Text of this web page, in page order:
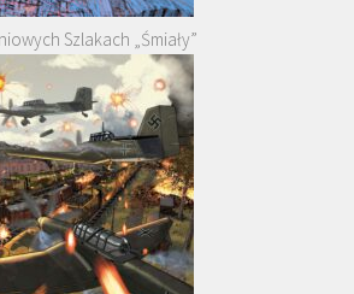
Szlakach „Śmiały”